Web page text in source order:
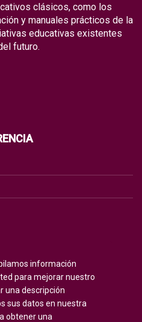
clásicos, como los
y manuales prácticos de la
educativas existentes
futuro.
información
para mejorar nuestro
una descripción
sus datos en nuestra
obtener una